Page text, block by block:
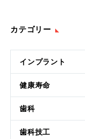
カテゴリー
インプラント
健康寿命
歯科
歯科技工